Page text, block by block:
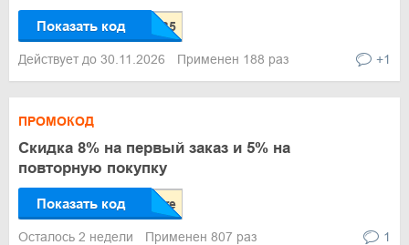
Показать код
Действует до 30.11.2026 Применен 188 раз +1
ПРОМОКОД
Скидка 8% на первый заказ и 5% на
повторную покупку
Показать код
Осталось 2 недели Применен 807 раз 1